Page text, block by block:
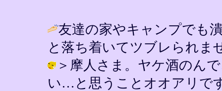
友達の家やキャンプでも
と落ち着いてツブレられま
＞摩人さま。ヤケ酒のん
い…と思うことオオアリで